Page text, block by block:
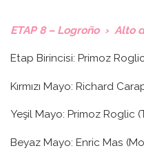
ETAP 8 – Logroño ›
Etap Birincisi: Primoz
Kırmızı Mayo: Richard
Yeşil Mayo: Primoz Roglic
Beyaz Mayo: Enric Mas